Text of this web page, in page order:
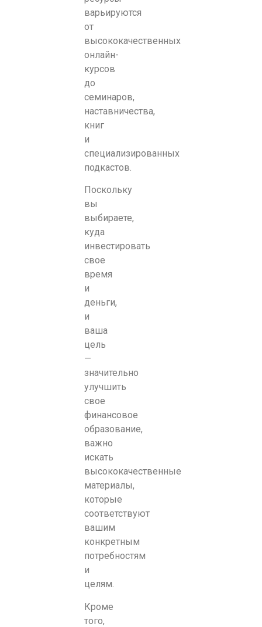
варьируются
от
высококачественных
онлайн-
курсов
до
семинаров,
наставничества,
книг
и
специализированных
подкастов.
Поскольку
вы
выбираете,
куда
инвестировать
свое
время
и
деньги,
и
ваша
цель
—
значительно
улучшить
свое
финансовое
образование,
важно
искать
высококачественные
материалы,
которые
соответствуют
вашим
конкретным
потребностям
и
целям.
Кроме
того,